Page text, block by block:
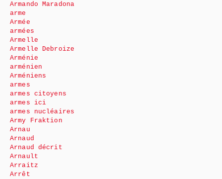
Armando Maradona
arme
Armée
armées
Armelle
Armelle Debroize
Arménie
arménien
Arméniens
armes
armes citoyens
armes ici
armes nucléaires
Army Fraktion
Arnau
Arnaud
Arnaud décrit
Arnault
Arraitz
Arrêt